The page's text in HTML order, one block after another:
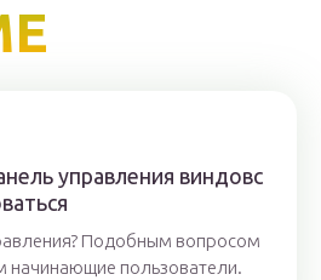
управления виндовс
Подобным вопросом
начинающие пользователи.